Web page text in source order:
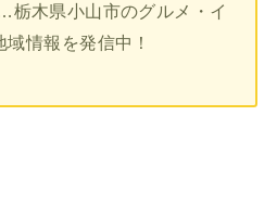
栃木県小山市のグルメ・イ
情報を発信中！